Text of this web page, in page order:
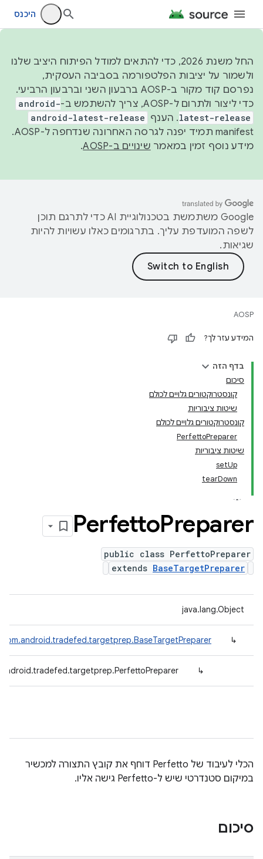
היכנס
החל משנת 2026, כדי להתאים למודל הפיתוח היציב שלנו
ולשמור על יציבות הפלטפורמה בסביבה העסקית,
נפרסם קוד מקור ב-AOSP ברבעון השני וברבעון הרביעי.
כדי ליצור ולתרום ל-AOSP, צריך להשתמש ב-
android-
latest-release. הענף android-latest-release
manifest תמיד יפנה לגרסה האחרונה שנדחפה ל-AOSP.
מידע נוסף זמין במאמר שינויים ב-AOSP .
‫Google משתמשת בטכנולוגיית AI כדי לתרגם תוכן
לשפה המועדפת עליך. בתרגומים כאלו עשויות להיות
שגיאות.
AOSP
המידע עזר לך?
בדף הזה
סיכום
קונסטרוקטורים גלויים לכולם
שיטות ציבוריות
קונסטרוקטורים גלויים לכולם
PerfettoPreparer
שיטות ציבוריות
setUp
tearDown
PerfettoPreparer
public class PerfettoPreparer
extends BaseTargetPreparer
java.lang.Object
↳
com.android.tradefed.targetprep.BaseTargetPreparer
↳
הכלי לעיבוד של Perfetto דוחף את קובץ התצורה למכשיר
במיקום סטנדרטי שיש ל-Perfetto גישה אליו.
סיכום